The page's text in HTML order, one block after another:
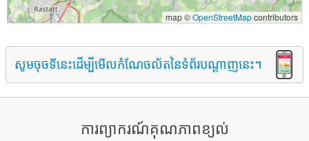
map ©OpenStreetMapcontributors
សូមចុចទីនេះដើម្បីមើលកំណែចល័តនៃទំព័របណ្តាញនេះ។
ការព្យាករណ៍គុណភាពខ្យល់